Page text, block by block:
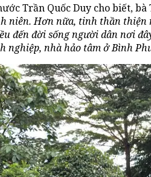
Trần Quốc Duy cho biết,
niên. Hơn nữa, tinh thần thiện
đến đời sống người dân nơi
nghiệp, nhà hảo tâm ở Bình